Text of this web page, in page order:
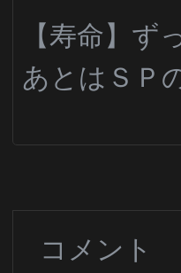
【寿命】
あとはＳＰ
コメント